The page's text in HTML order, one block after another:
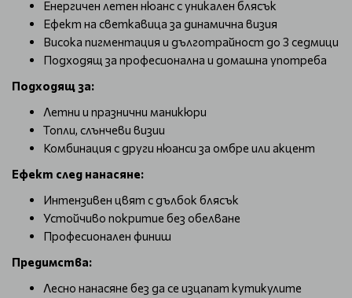
Енергичен летен нюанс с уникален блясък
Ефект на светкавица за динамична визия
Висока пигментация и дълготрайност до 3 седмици
Подходящ за професионална и домашна употреба
Подходящ за:
Летни и празнични маникюри
Топли, слънчеви визии
Комбинация с други нюанси за омбре или акцент
Ефект след нанасяне:
Интензивен цвят с дълбок блясък
Устойчиво покритие без обелване
Професионален финиш
Предимства:
Лесно нанасяне без да се изцапат кутикулите